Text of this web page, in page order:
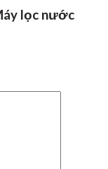
lọc nước